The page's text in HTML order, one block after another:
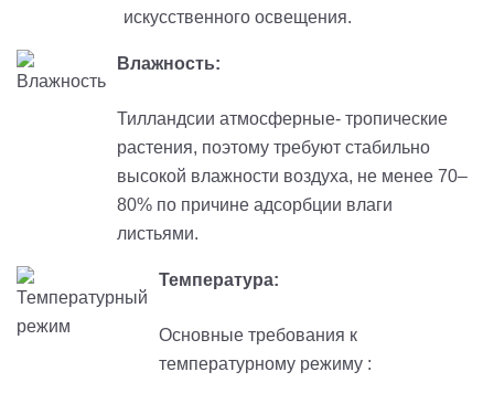
искусственного освещения.
Влажность:
Тилландсии атмосферные- тропические
растения, поэтому требуют стабильно
высокой влажности воздуха, не менее 70–
80% по причине адсорбции влаги
листьями.
Температура:
Основные требования к
температурному режиму :